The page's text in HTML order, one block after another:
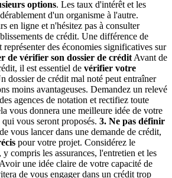
options. Les taux d'intérêt et les
d'un organisme à l'autre.
en ligne et n'hésitez pas à consulter
de crédit. Une différence de
représenter des économies significatives sur
de vérifier son dossier de crédit Avant de
il est essentiel de vérifier votre
dossier de crédit mal noté peut entraîner
moins avantageuses. Demandez un relevé
agences de notation et rectifiez toute
vous donnera une meilleure idée de votre
vous seront proposés. 3. Ne pas définir
vous lancer dans une demande de crédit,
pour votre projet. Considérez le
compris les assurances, l'entretien et les
une idée claire de votre capacité de
de vous engager dans un crédit trop